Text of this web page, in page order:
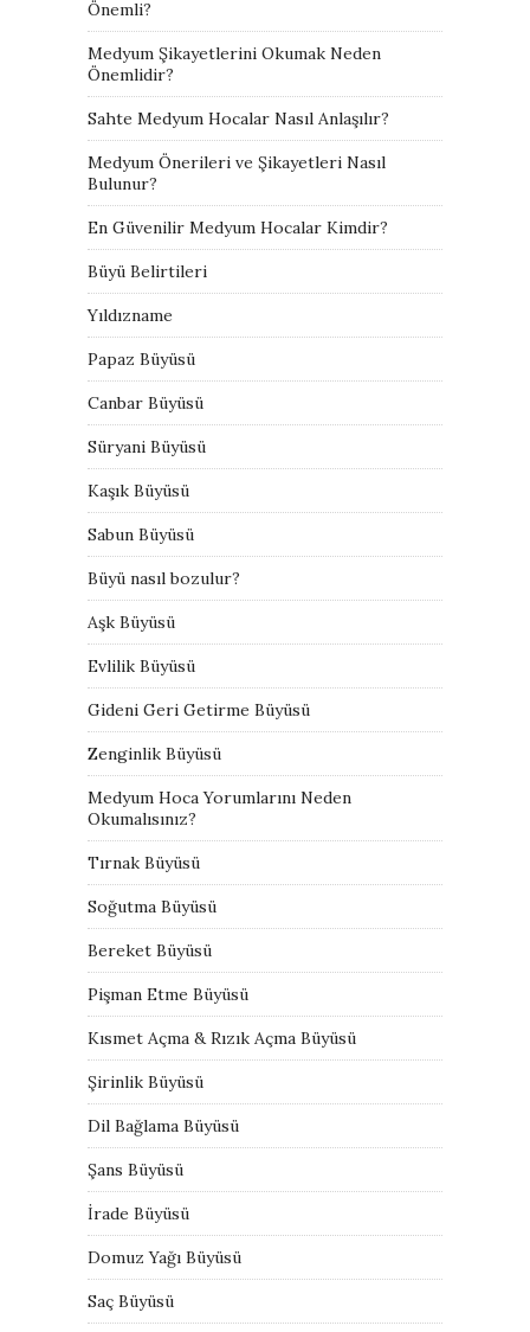
Önemli?
Medyum Şikayetlerini Okumak Neden
Önemlidir?
Sahte Medyum Hocalar Nasıl Anlaşılır?
Medyum Önerileri ve Şikayetleri Nasıl
Bulunur?
En Güvenilir Medyum Hocalar Kimdir?
Büyü Belirtileri
Yıldızname
Papaz Büyüsü
Canbar Büyüsü
Süryani Büyüsü
Kaşık Büyüsü
Sabun Büyüsü
Büyü nasıl bozulur?
Aşk Büyüsü
Evlilik Büyüsü
Gideni Geri Getirme Büyüsü
Zenginlik Büyüsü
Medyum Hoca Yorumlarını Neden
Okumalısınız?
Tırnak Büyüsü
Soğutma Büyüsü
Bereket Büyüsü
Pişman Etme Büyüsü
Kısmet Açma & Rızık Açma Büyüsü
Şirinlik Büyüsü
Dil Bağlama Büyüsü
Şans Büyüsü
İrade Büyüsü
Domuz Yağı Büyüsü
Saç Büyüsü